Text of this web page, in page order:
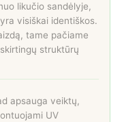
likučio sandėlyje,
visiškai identiškos.
tame pačiame
struktūrų
apsauga veiktų,
UV